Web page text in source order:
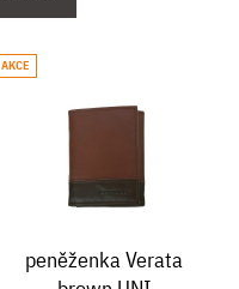
AKCE
peněženka Verata